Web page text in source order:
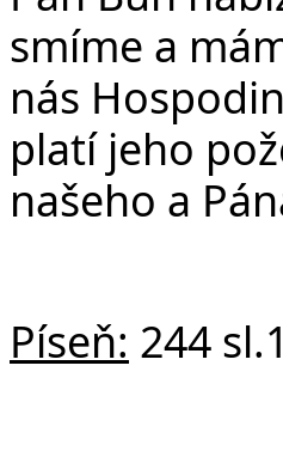
smíme a
nás
platí jeho
našeho a
Píseň: 244